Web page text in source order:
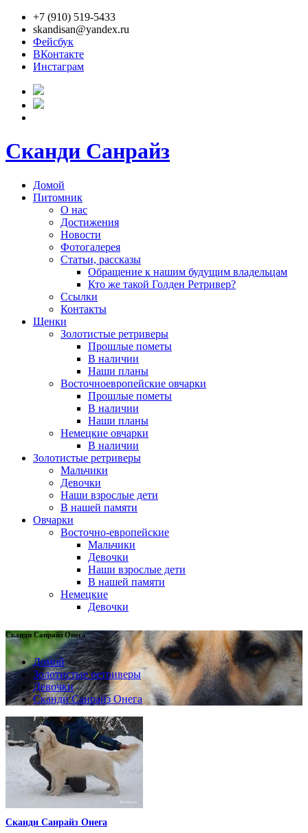
+7 (910) 519-5433
skandisan@yandex.ru
Фейсбук
ВКонтакте
Инстаграм
Сканди Санрайз
Домой
Питомник
О нас
Достижения
Новости
Фотогалерея
Статьи, рассказы
Обращение к нашим будущим владельцам
Кто же такой Голден Ретривер?
Ссылки
Контакты
Щенки
Золотистые ретриверы
Прошлые пометы
В наличии
Наши планы
Восточноевропейские овчарки
Прошлые пометы
В наличии
Наши планы
Немецкие овчарки
В наличии
Золотистые ретриверы
Мальчики
Девочки
Наши взрослые дети
В нашей памяти
Овчарки
Восточно-европейские
Мальчики
Девочки
Наши взрослые дети
В нашей памяти
Немецкие
Девочки
Сканди Санрайз Онега
Домой
Золотистые ретриверы
Девочки
Сканди Санрайз Онега
Сканди Санрайз Онега